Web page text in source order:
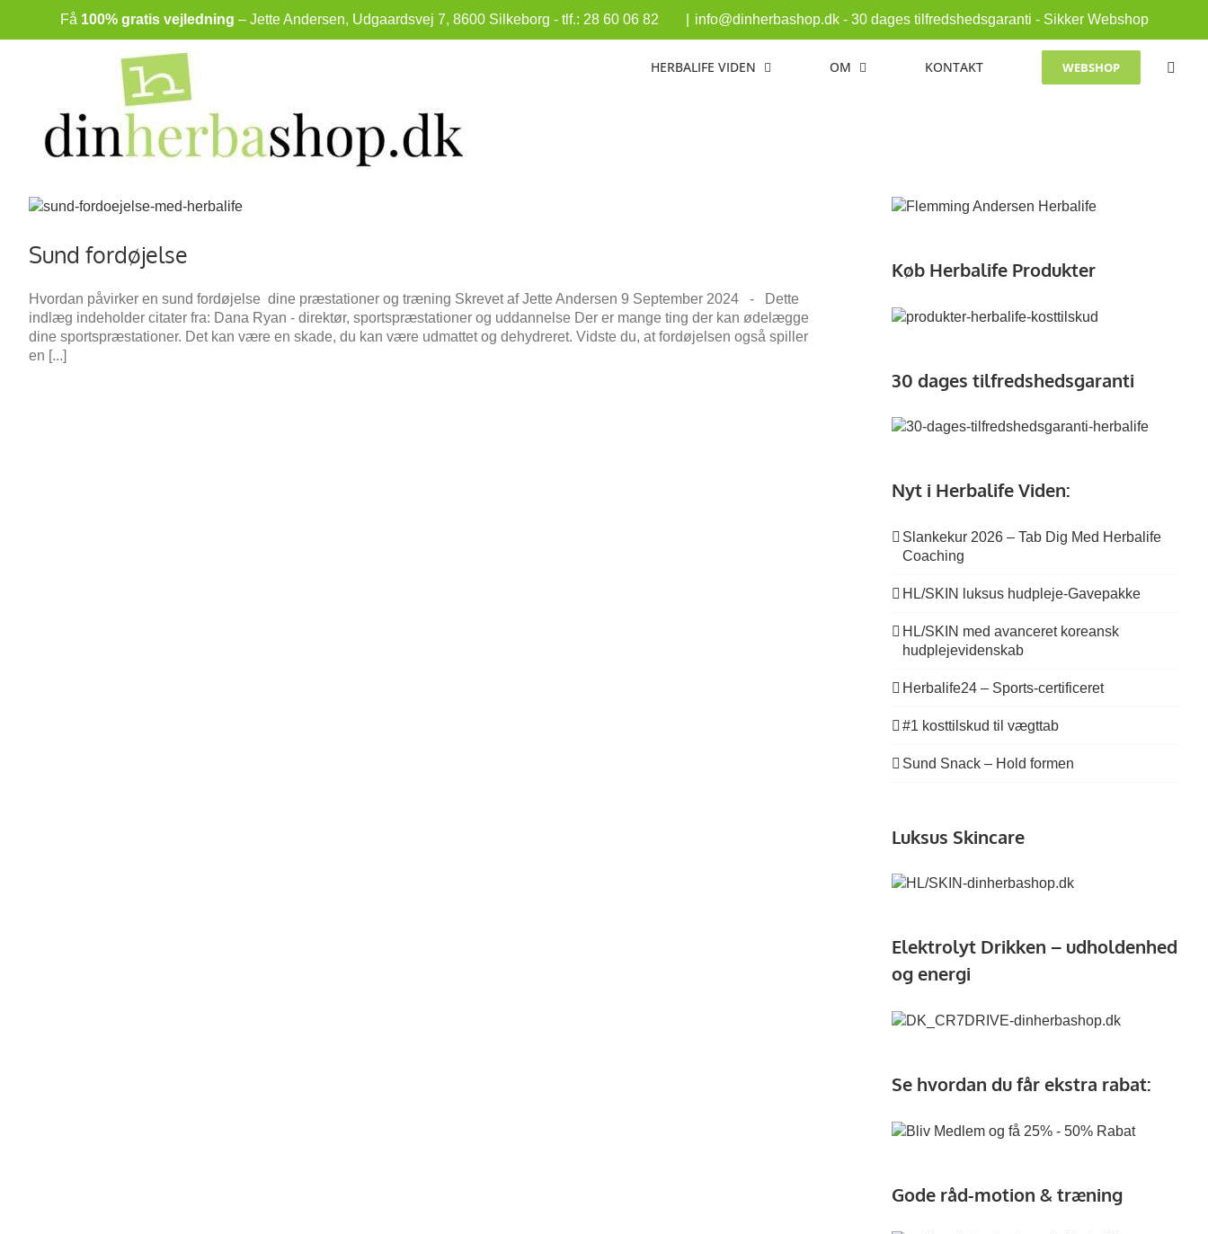
Få 100% gratis vejledning – Jette Andersen, Udgaardsvej 7, 8600 Silkeborg - tlf.: 28 60 06 82 info@dinherbashop.dk - 30 dages tilfredshedsgaranti - Sikker Webshop
HERBALIFE VIDEN OM KONTAKT WEBSHOP
Sund fordøjelse
Hvordan påvirker en sund fordøjelse dine præstationer og træning Skrevet af Jette Andersen 9 September 2024 - Dette
indlæg indeholder citater fra: Dana Ryan - direktør, sportspræstationer og uddannelse Der er mange ting der kan ødelægge
dine sportspræstationer. Det kan være en skade, du kan være udmattet og dehydreret. Vidste du, at fordøjelsen også spiller
en [...]
Køb Herbalife Produkter
30 dages tilfredshedsgaranti
Nyt i Herbalife Viden:
Slankekur 2026 – Tab Dig Med Herbalife
Coaching
HL/SKIN luksus hudpleje-Gavepakke
HL/SKIN med avanceret koreansk
hudplejevidenskab
Herbalife24 – Sports-certificeret
#1 kosttilskud til vægttab
Sund Snack – Hold formen
Luksus Skincare
Elektrolyt Drikken – udholdenhed
og energi
Se hvordan du får ekstra rabat:
Gode råd-motion & træning